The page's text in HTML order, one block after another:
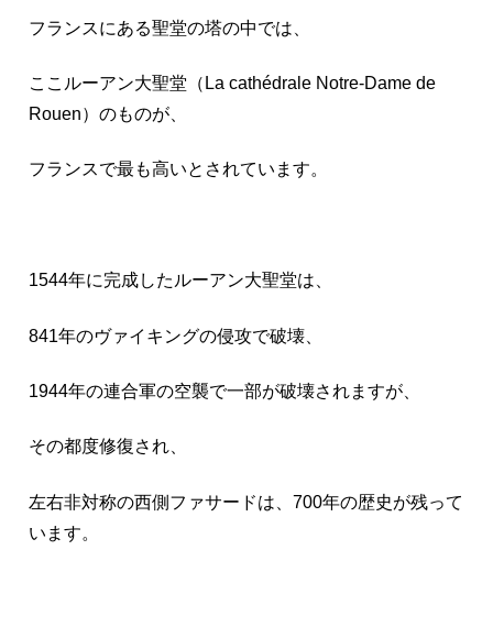
フランスにある聖堂の塔の中では、
ここルーアン大聖堂（La cathédrale Notre-Dame de
Rouen）のものが、
フランスで最も高いとされています。
1544年に完成したルーアン大聖堂は、
841年のヴァイキングの侵攻で破壊、
1944年の連合軍の空襲で一部が破壊されますが、
その都度修復され、
左右非対称の西側ファサードは、700年の歴史が残って
います。